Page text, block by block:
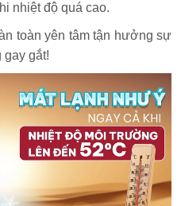
nhiệt độ quá cao.
toàn yên tâm tận hưởng sự
gay gắt!